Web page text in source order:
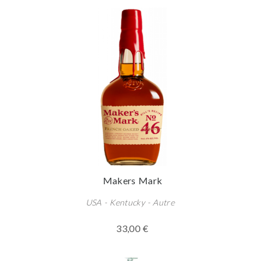
Makers Mark
USA - Kentucky - Autre
33,00 €